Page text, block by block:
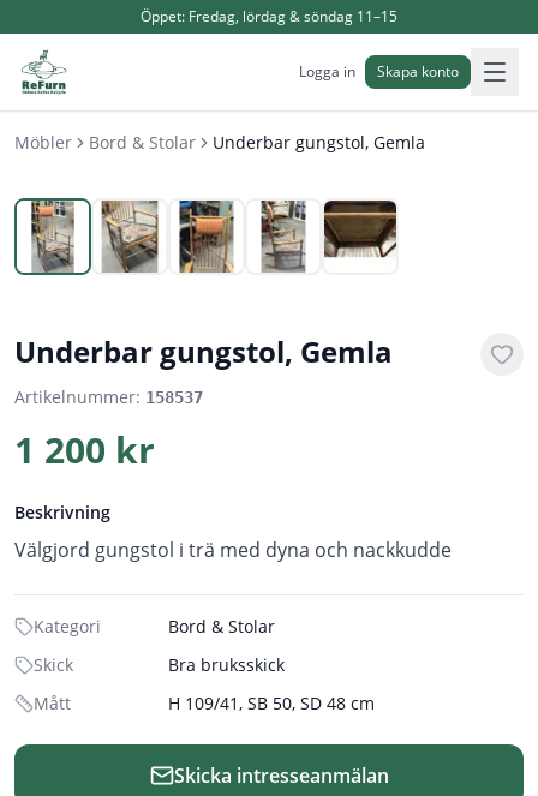
Öppet: Fredag, lördag & söndag 11–15
Logga in Skapa konto
Möbler Bord & Stolar Underbar gungstol, Gemla
Underbar gungstol, Gemla
Artikelnummer: 158537
1 200 kr
Beskrivning
Välgjord gungstol i trä med dyna och nackkudde
Kategori
Bord & Stolar
Skick
Bra bruksskick
Mått
H 109/41, SB 50, SD 48 cm
Skicka intresseanmälan